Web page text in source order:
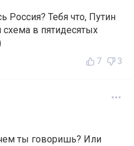
Россия? Тебя что, Путин
схема в пятидесятых
7 3
ты говоришь? Или